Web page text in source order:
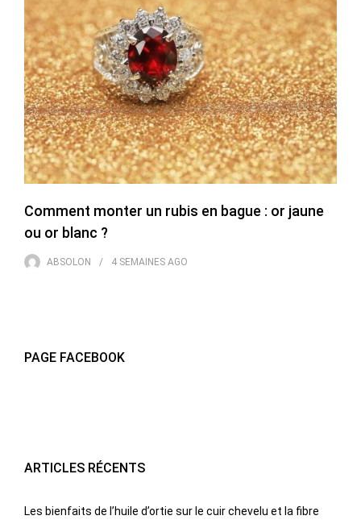
Comment monter un rubis en bague : or jaune
ou or blanc ?
ABSOLON 4 SEMAINES AGO
PAGE FACEBOOK
ARTICLES RÉCENTS
Les bienfaits de l’huile d’ortie sur le cuir chevelu et la fibre